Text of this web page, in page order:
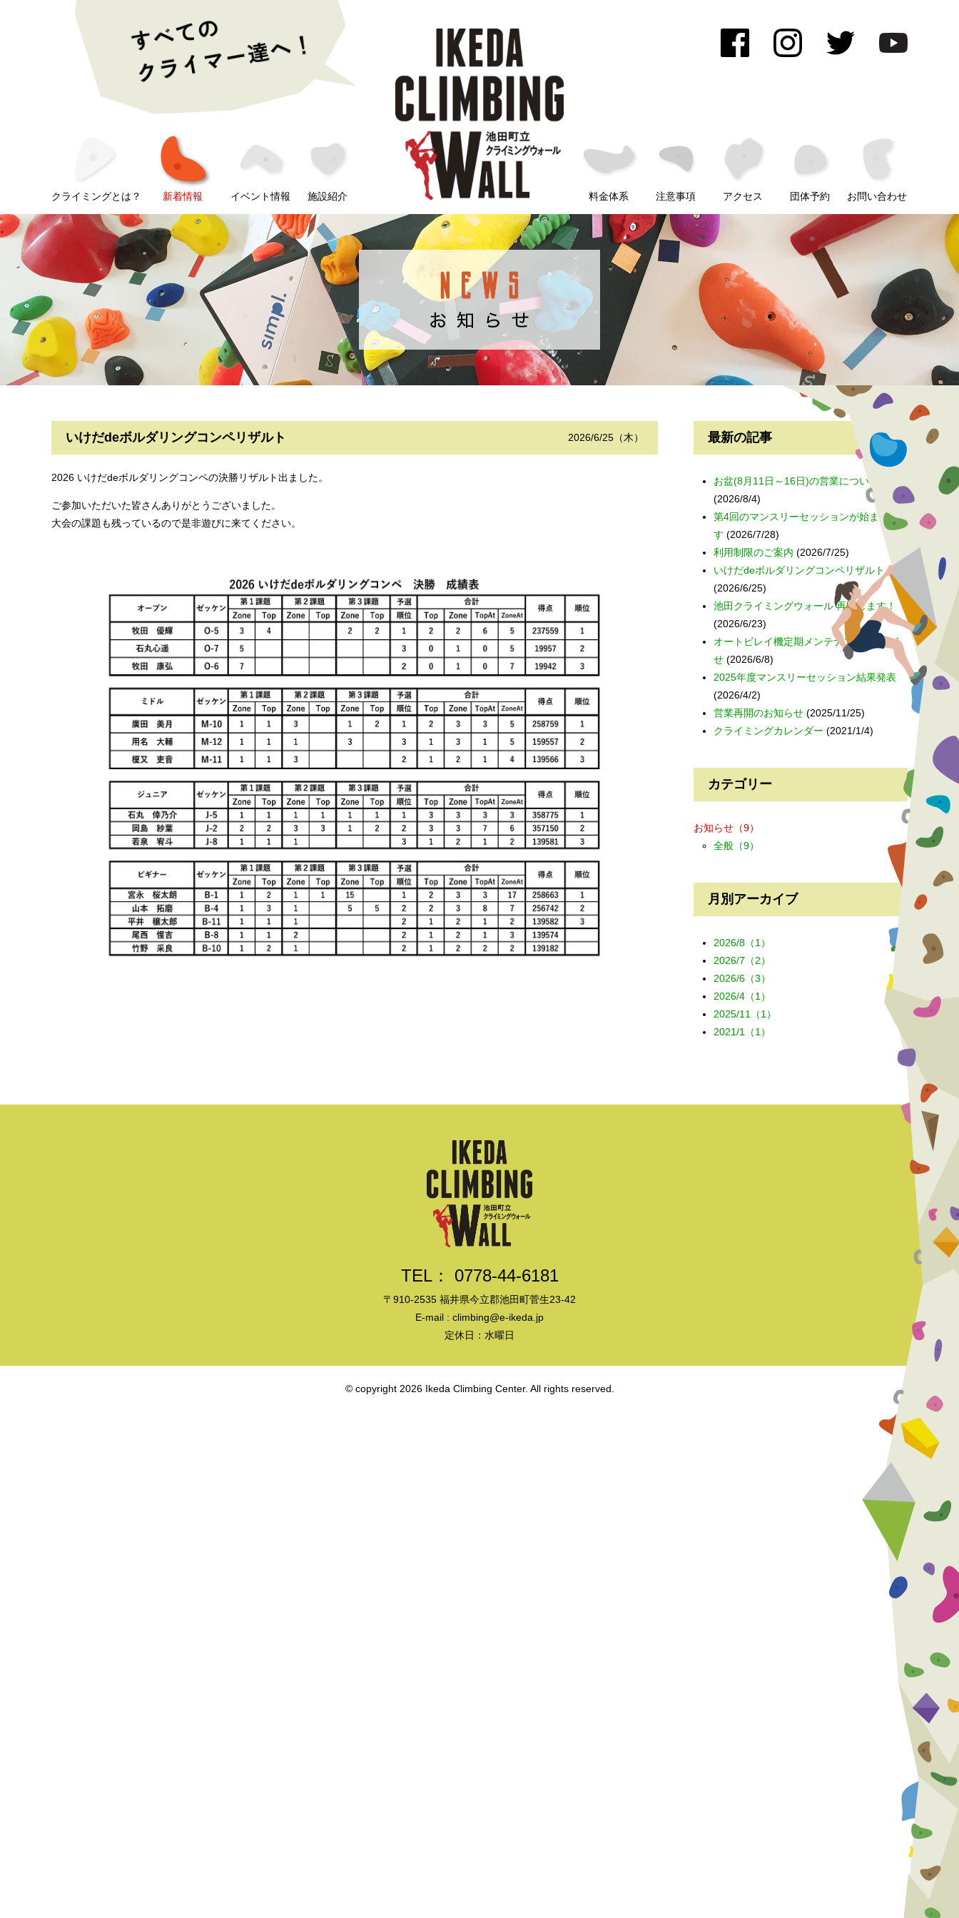
クライミングとは？ 新着情報 イベント情報 施設紹介 料金体系 注意事項 アクセス 団体予約 お問い合わせ
いけだdeボルダリングコンペリザルト 2026/6/25（木）
2026 いけだdeボルダリングコンペの決勝リザルト出ました。
ご参加いただいた皆さんありがとうございました。
大会の課題も残っているので是非遊びに来てください。
最新の記事
お盆(8月11日～16日)の営業について
(2026/8/4)
第4回のマンスリーセッションが始まりま
す (2026/7/28)
利用制限のご案内 (2026/7/25)
いけだdeボルダリングコンペリザルト
(2026/6/25)
池田クライミングウォール 再開します！
(2026/6/23)
オートビレイ機定期メンテナンスのお知ら
せ (2026/6/8)
2025年度マンスリーセッション結果発表
(2026/4/2)
営業再開のお知らせ (2025/11/25)
クライミングカレンダー (2021/1/4)
カテゴリー
お知らせ （9）
全般 （9）
月別アーカイブ
2026/8（1）
2026/7（2）
2026/6（3）
2026/4（1）
2025/11（1）
2021/1（1）
TEL： 0778-44-6181
〒910-2535 福井県今立郡池田町菅生23-42
E-mail : climbing@e-ikeda.jp
定休日：水曜日
© copyright 2026 Ikeda Climbing Center. All rights reserved.